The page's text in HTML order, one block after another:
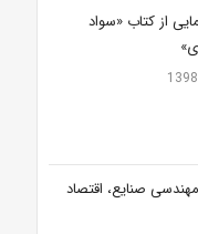
از کتاب «سواد
صنایع، اقتصاد